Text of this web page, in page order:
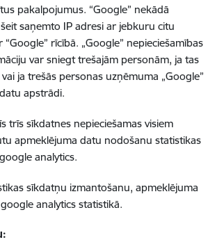
pakalpojumus. “Google” nekādā
saņemto IP adresi ar jebkuru citu
rīcībā. „Google” nepieciešamības
var sniegt trešajām personām, ja tas
ja trešās personas uzņēmuma „Google”
apstrādi.
trīs sīkdatnes nepieciešamas visiem
apmeklējuma datu nodošanu statistikas
analytics.
sīkdatņu izmantošanu, apmeklējuma
analytics statistikā.